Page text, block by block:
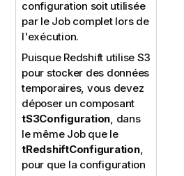
configuration soit utilisée
par le Job complet lors de
l'exécution.
Puisque Redshift utilise S3
pour stocker des données
temporaires, vous devez
déposer un composant
tS3Configuration, dans
le même Job que le
tRedshiftConfiguration,
pour que la configuration